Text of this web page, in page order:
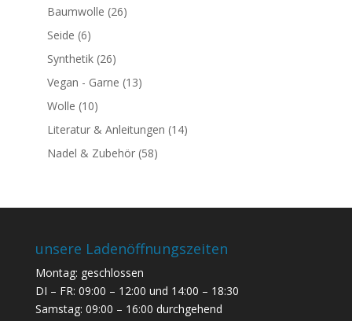
Baumwolle (26)
Seide (6)
Synthetik (26)
Vegan - Garne (13)
Wolle (10)
Literatur & Anleitungen (14)
Nadel & Zubehör (58)
unsere Ladenöffnungszeiten
Montag: geschlossen
DI – FR: 09:00 – 12:00 und 14:00 – 18:30
Samstag: 09:00 – 16:00 durchgehend